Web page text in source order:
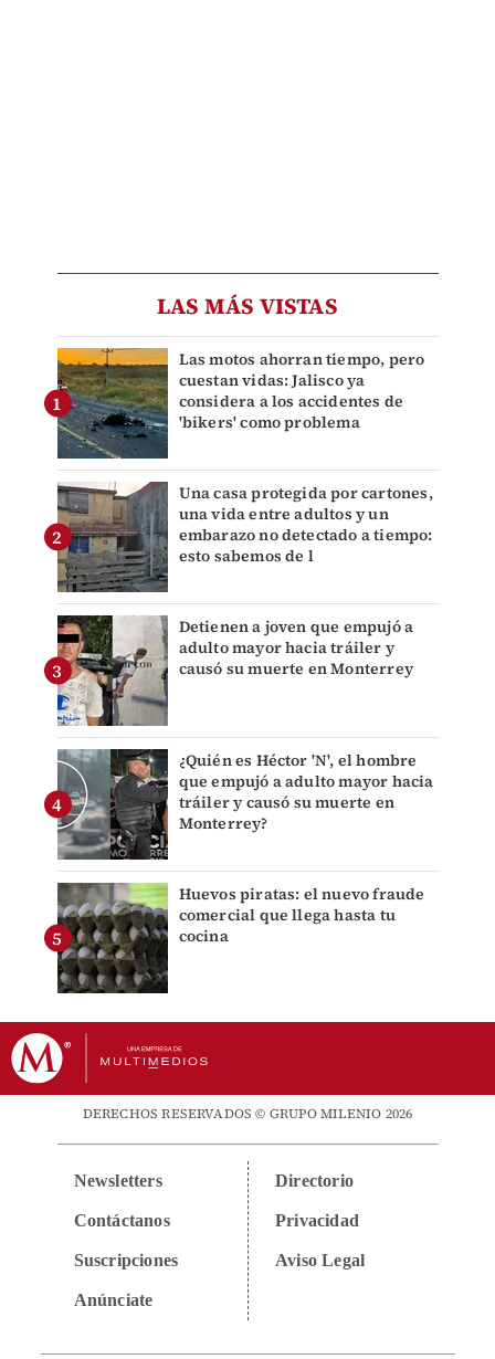
LAS MÁS VISTAS
Las motos ahorran tiempo, pero
cuestan vidas: Jalisco ya
considera a los accidentes de
'bikers' como problema
Una casa protegida por cartones,
una vida entre adultos y un
embarazo no detectado a tiempo:
esto sabemos de l
Detienen a joven que empujó a
adulto mayor hacia tráiler y
causó su muerte en Monterrey
¿Quién es Héctor 'N', el hombre
que empujó a adulto mayor hacia
tráiler y causó su muerte en
Monterrey?
Huevos piratas: el nuevo fraude
comercial que llega hasta tu
cocina
DERECHOS RESERVADOS © GRUPO MILENIO 2026
Newsletters
Contáctanos
Suscripciones
Anúnciate
Directorio
Privacidad
Aviso Legal